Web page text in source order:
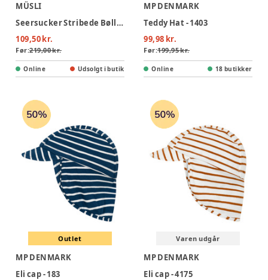
MÜSLI
Seersucker Stribede Bøllehat - Tofu/ Ocean/ Mineral red
109,50 kr.
Før:219,00 kr.
Online Udsolgt i butik
MP DENMARK
Teddy Hat - 1403
99,98 kr.
Før:199,95 kr.
Online 18 butikker
Outlet
MP DENMARK
Eli cap - 183
Varen udgår
MP DENMARK
Eli cap - 4175